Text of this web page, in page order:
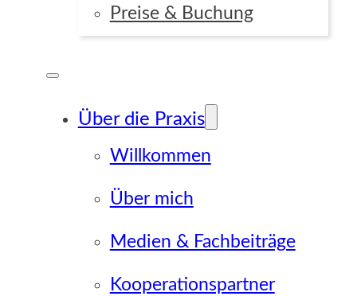
Preise & Buchung
Über die Praxis
Willkommen
Über mich
Medien & Fachbeiträge
Kooperationspartner